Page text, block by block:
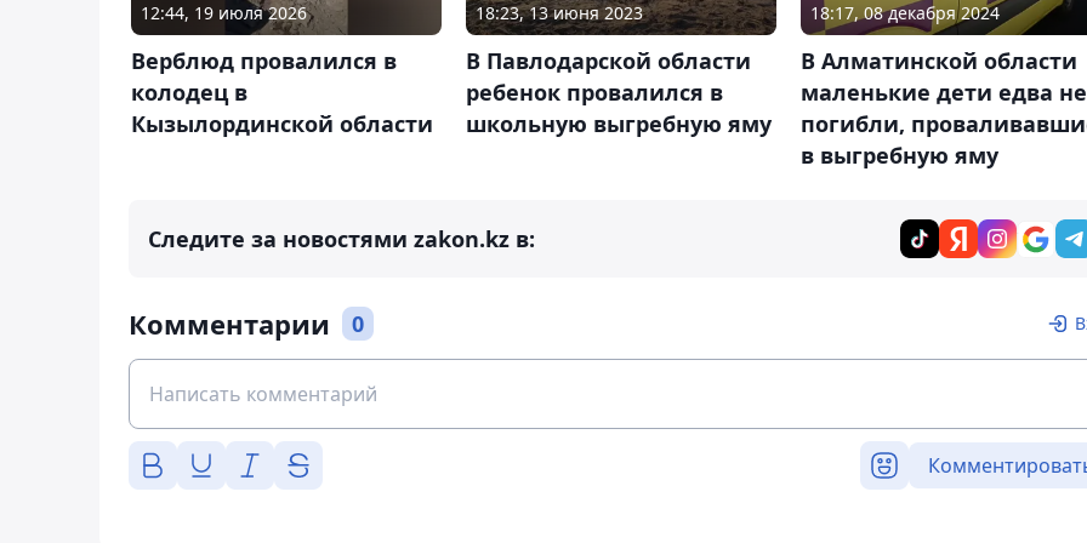
12:44, 19 июля 2026
Верблюд провалился в
колодец в
Кызылординской области
18:23, 13 июня 2023
В Павлодарской области
ребенок провалился в
школьную выгребную яму
18:17, 08 декабря 2024
В Алматинской области
маленькие дети едва не
погибли,
в выгребную яму
Следите за новостями zakon.kz в:
Комментарии 0